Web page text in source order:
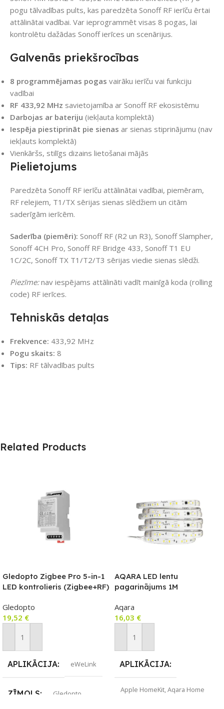
pogu tālvadības pults, kas paredzēta Sonoff RF ierīču ērtai
attālinātai vadībai. Var ieprogrammēt visas 8 pogas, lai
kontrolētu dažādas Sonoff ierīces un scenārijus.
Galvenās priekšrocības
8 programmējamas pogas vairāku ierīču vai funkciju
vadībai
RF 433,92 MHz savietojamība ar Sonoff RF ekosistēmu
Darbojas ar bateriju (iekļauta komplektā)
Iespēja piestiprināt pie sienas ar sienas stiprinājumu (nav
iekļauts komplektā)
Vienkāršs, stilīgs dizains lietošanai mājās
Pielietojums
Paredzēta Sonoff RF ierīču attālinātai vadībai, piemēram,
RF relejiem, T1/TX sērijas sienas slēdžiem un citām
saderīgām ierīcēm.
Saderība (piemēri): Sonoff RF (R2 un R3), Sonoff Slampher,
Sonoff 4CH Pro, Sonoff RF Bridge 433, Sonoff T1 EU
1C/2C, Sonoff TX T1/T2/T3 sērijas viedie sienas slēdži.
Piezīme:nav iespējams attālināti vadīt mainīgā koda (rolling
code) RF ierīces.
Tehniskās detaļas
Frekvence: 433,92 MHz
Pogu skaits: 8
Tips: RF tālvadības pults
Related Products
Gledopto Zigbee Pro 5-in-1
LED kontrolieris (Zigbee+RF)
sliediBee II, Hubitat
Elevation, Amazon Zigbee
Home saderīgo) vārteju.
Gledopto
19,52 €
Pievienot Grozam
APLIKĀCIJA eWeLink
ZĪMOLS Gledopto
AQARA LED lentu
pagarinājums 1M
Aqara
16,03 €
Pievienot Grozam
APLIKĀCIJA
Apple HomeKit,Aqara Home